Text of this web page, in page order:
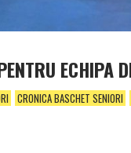
ECHIPA
CRONICA BASCHET SENIORI